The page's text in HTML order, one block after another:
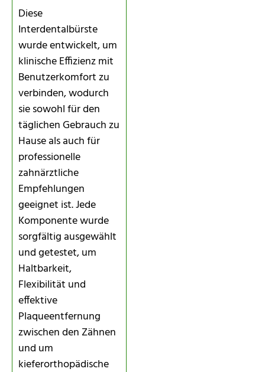
Diese
Interdentalbürste
wurde entwickelt, um
klinische Effizienz mit
Benutzerkomfort zu
verbinden, wodurch
sie sowohl für den
täglichen Gebrauch zu
Hause als auch für
professionelle
zahnärztliche
Empfehlungen
geeignet ist. Jede
Komponente wurde
sorgfältig ausgewählt
und getestet, um
Haltbarkeit,
Flexibilität und
effektive
Plaqueentfernung
zwischen den Zähnen
und um
kieferorthopädische